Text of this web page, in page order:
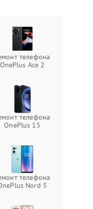
телефона
OnePlus Ace 2
телефона
OnePlus 15
телефона
Nord 5